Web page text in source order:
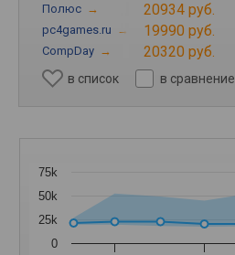
Полюс → 20934 руб.
pc4games.ru → 19990 руб.
CompDay → 20320 руб.
в список в сравнение
0
25k
50k
75k